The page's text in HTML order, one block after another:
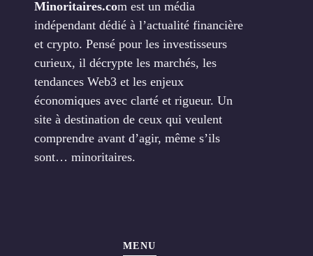
Minoritaires.com est un média
indépendant dédié à l’actualité financière
et crypto. Pensé pour les investisseurs
curieux, il décrypte les marchés, les
tendances Web3 et les enjeux
économiques avec clarté et rigueur. Un
site à destination de ceux qui veulent
comprendre avant d’agir, même s’ils
sont… minoritaires.
MENU